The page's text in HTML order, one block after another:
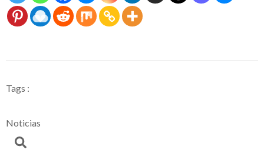
Tags :
Noticias